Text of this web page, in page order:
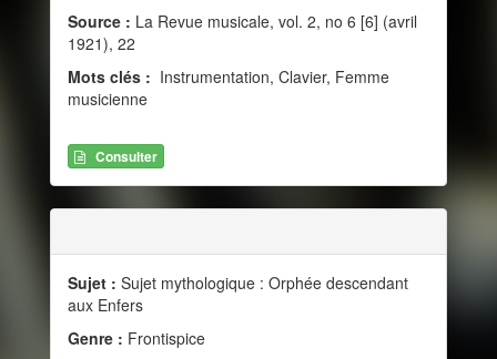
Source : La Revue musicale, vol. 2, no 6 [6] (avril
1921), 22
Mots clés : Instrumentation, Clavier, Femme
musicienne
Consulter
Sujet : Sujet mythologique : Orphée descendant
aux Enfers
Genre : Frontispice